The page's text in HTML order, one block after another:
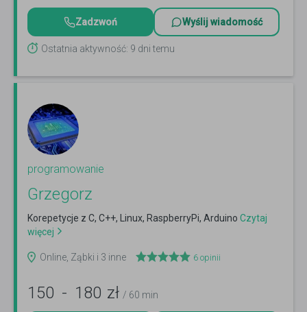
Zadzwoń Wyślij wiadomość
Ostatnia aktywność: 9 dni temu
programowanie
Grzegorz
Korepetycje z C, C++, Linux, RaspberryPi, Arduino Czytaj
więcej
Online, Ząbki i 3 inne 6 opinii
150 - 180 zł / 60 min